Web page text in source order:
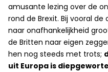
amusante lezing over de
rond de Brexit. Bij vooral de
naar onafhankelijkheid
de Britten naar eigen
hen nog steeds met trots;
uit Europa is